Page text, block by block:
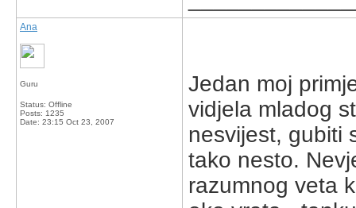
Ana
Guru
Status: Offline
Posts: 1235
Date: 23:15 Oct 23, 2007
Jedan moj
vidjela mladog
nesvijest, gubiti
tako nesto.
razumnog veta